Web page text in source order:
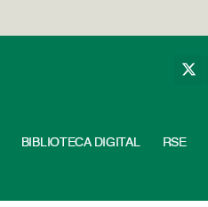
BIBLIOTECA DIGITAL RSE